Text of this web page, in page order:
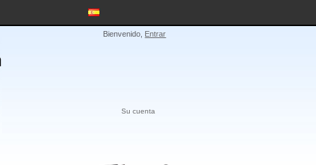
Bienvenido, Entrar
Su cuenta